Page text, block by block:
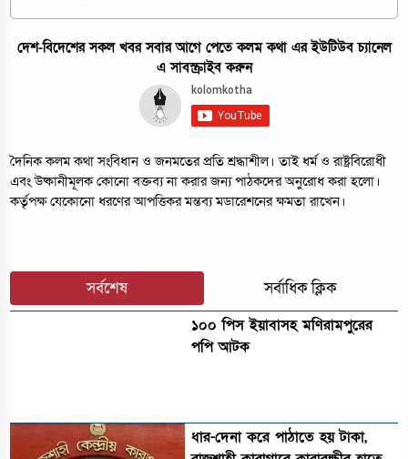
দেশ-বিদেশের সকল খবর সবার আগে পেতে কলম কথা এর ইউটিউব চ্যানেল
এ সাবস্ক্রাইব করুন
দৈনিক কলম কথা সংবিধান ও জনমতের প্রতি শ্রদ্ধাশীল। তাই ধর্ম ও রাষ্ট্রবিরোধী
এবং উষ্কানীমূলক কোনো বক্তব্য না করার জন্য পাঠকদের অনুরোধ করা হলো।
কর্তৃপক্ষ যেকোনো ধরণের আপত্তিকর মন্তব্য মডারেশনের ক্ষমতা রাখেন।
সর্বশেষ সর্বাধিক ক্লিক
১০০ পিস ইয়াবাসহ মণিরামপুরের
পপি আটক
ধার-দেনা করে পাঠাতে হয় টাকা,